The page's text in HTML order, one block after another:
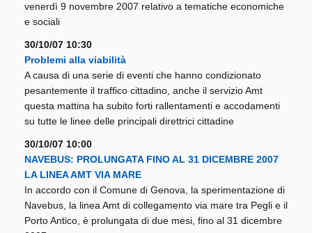
venerdì 9 novembre 2007 relativo a tematiche economiche
e sociali
30/10/07 10:30
Problemi alla viabilità
A causa di una serie di eventi che hanno condizionato
pesantemente il traffico cittadino, anche il servizio Amt
questa mattina ha subito forti rallentamenti e accodamenti
su tutte le linee delle principali direttrici cittadine
30/10/07 10:00
NAVEBUS: PROLUNGATA FINO AL 31 DICEMBRE 2007
LA LINEA AMT VIA MARE
In accordo con il Comune di Genova, la sperimentazione di
Navebus, la linea Amt di collegamento via mare tra Pegli e il
Porto Antico, è prolungata di due mesi, fino al 31 dicembre